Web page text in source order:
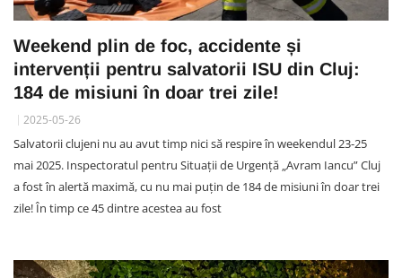
Weekend plin de foc, accidente și
intervenții pentru salvatorii ISU din Cluj:
184 de misiuni în doar trei zile!
2025-05-26
Salvatorii clujeni nu au avut timp nici să respire în weekendul 23-25
mai 2025. Inspectoratul pentru Situații de Urgență „Avram Iancu” Cluj
a fost în alertă maximă, cu nu mai puțin de 184 de misiuni în doar trei
zile! În timp ce 45 dintre acestea au fost